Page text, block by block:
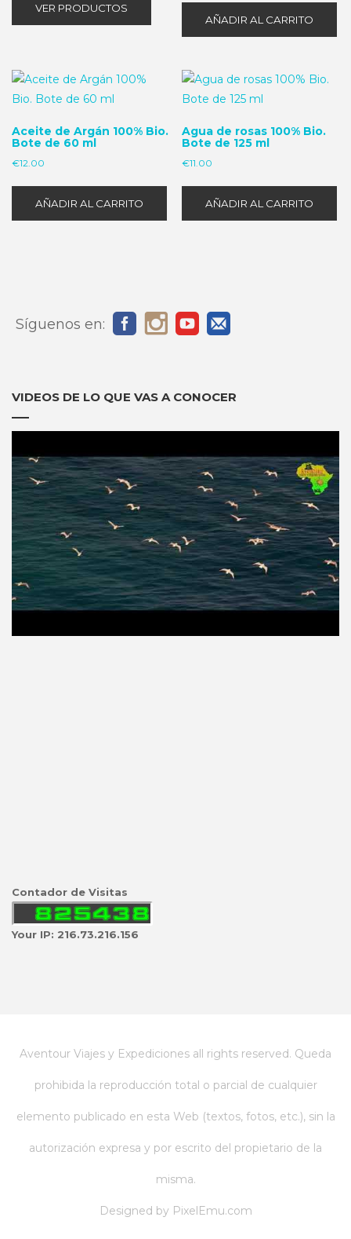
desde
VER PRODUCTOS
AÑADIR AL CARRITO
Aceite de Argán 100% Bio.
Bote de 60 ml
€12.00
AÑADIR AL CARRITO
Agua de rosas 100% Bio.
Bote de 125 ml
€11.00
AÑADIR AL CARRITO
Síguenos en:
VIDEOS DE LO QUE VAS A CONOCER
Contador de Visitas
Your IP: 216.73.216.156
Aventour Viajes y Expediciones all rights reserved. Queda
prohibida la reproducción total o parcial de cualquier
elemento publicado en esta Web (textos, fotos, etc.), sin la
autorización expresa y por escrito del propietario de la
misma.
Designed by PixelEmu.com